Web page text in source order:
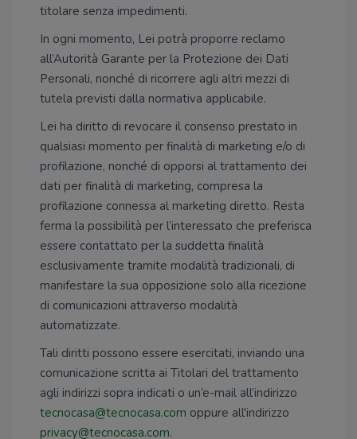
titolare senza impedimenti.
In ogni momento, Lei potrà proporre reclamo
all’Autorità Garante per la Protezione dei Dati
Personali, nonché di ricorrere agli altri mezzi di
tutela previsti dalla normativa applicabile.
Lei ha diritto di revocare il consenso prestato in
qualsiasi momento per finalità di marketing e/o di
profilazione, nonché di opporsi al trattamento dei
dati per finalità di marketing, compresa la
profilazione connessa al marketing diretto. Resta
ferma la possibilità per l’interessato che preferisca
essere contattato per la suddetta finalità
esclusivamente tramite modalità tradizionali, di
manifestare la sua opposizione solo alla ricezione
di comunicazioni attraverso modalità
automatizzate.
Tali diritti possono essere esercitati, inviando una
comunicazione scritta ai Titolari del trattamento
agli indirizzi sopra indicati o un’e-mail all’indirizzo
tecnocasa@tecnocasa.com oppure all'indirizzo
privacy@tecnocasa.com.